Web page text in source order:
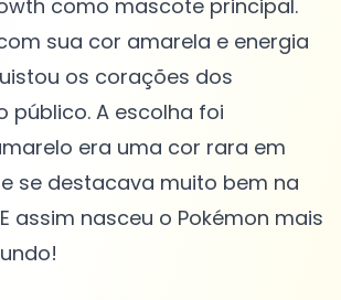
como mascote principal.
sua cor amarela e energia
os corações dos
público. A escolha foi
era uma cor rara em
se destacava muito bem na
assim nasceu o Pokémon mais